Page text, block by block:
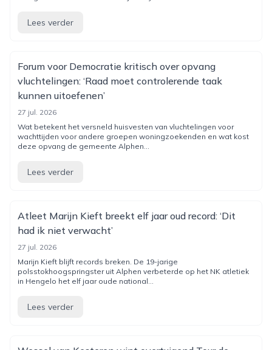
Lees verder
Forum voor Democratie kritisch over opvang
vluchtelingen: ‘Raad moet controlerende taak
kunnen uitoefenen’
27 jul. 2026
Wat betekent het versneld huisvesten van vluchtelingen voor
wachttijden voor andere groepen woningzoekenden en wat kost
deze opvang de gemeente Alphen...
Lees verder
Atleet Marijn Kieft breekt elf jaar oud record: ‘Dit
had ik niet verwacht’
27 jul. 2026
Marijn Kieft blijft records breken. De 19-jarige
polsstokhoogspringster uit Alphen verbeterde op het NK atletiek
in Hengelo het elf jaar oude national...
Lees verder